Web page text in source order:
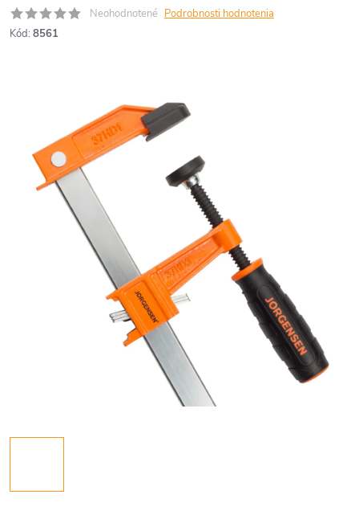
Neohodnotené Podrobnosti hodnotenia
Kód: 8561